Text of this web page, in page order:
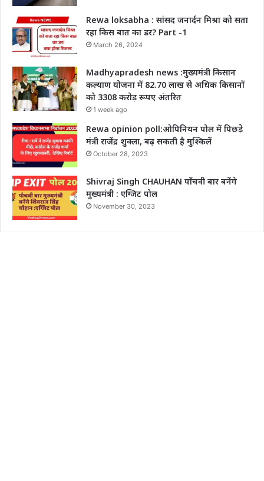
Rewa loksabha : सांसद जनार्दन मिश्रा को सता
रहा किस बात का डर? Part -1
March 26, 2024
Madhyapradesh news :मुख्यमंत्री किसान
कल्याण योजना में 82.70 लाख से अधिक किसानों
को 3308 करोड़ रूपए अंतरित
1 week ago
Rewa opinion poll:ओपिनियन पोल में पिछड़े
मंत्री राजेंद्र शुक्ला, बढ़ सकती है मुश्किलें
October 28, 2023
Shivraj Singh CHAUHAN पाँचवी बार बनेंगे
मुख्यमंत्री : एग्जिट पोल
November 30, 2023